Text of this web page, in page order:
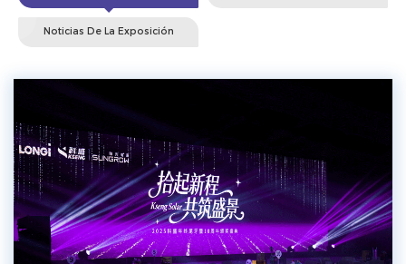
Noticias De La Exposición